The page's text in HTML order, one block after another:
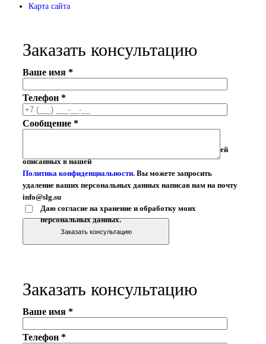
Карта сайта
Заказать консультацию
Ваше имя *
Телефон *
Сообщение *
Ваши личные данные могут быть использованы для целей
описанных в нашей
Политика конфиденциальности. Вы можете запросить
удаление ваших персональных данных написав нам на почту
info@slg.su
Даю согласие на хранение и обработку моих
персональных данных.
Заказать консультацию
Ваше имя *
Телефон *